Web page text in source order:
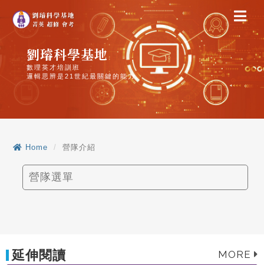
劉璿科學基地
數理英才培訓班
邏輯思辨是21世紀最關鍵的能力
Home 營隊介紹
營隊選單
延伸閱讀 MORE
課程介紹
營隊介紹
教育理念
師資陣容